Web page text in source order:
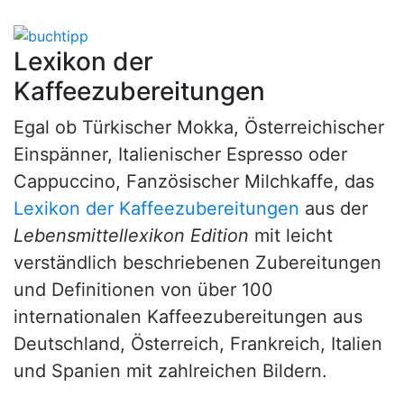
Lexikon der
Kaffeezubereitungen
Egal ob Türkischer Mokka, Österreichischer
Einspänner, Italienischer Espresso oder
Cappuccino, Fanzösischer Milchkaffe, das
Lexikon der Kaffeezubereitungen aus der
Lebensmittellexikon Edition mit leicht
verständlich beschriebenen Zubereitungen
und Definitionen von über 100
internationalen Kaffeezubereitungen aus
Deutschland, Österreich, Frankreich, Italien
und Spanien mit zahlreichen Bildern.